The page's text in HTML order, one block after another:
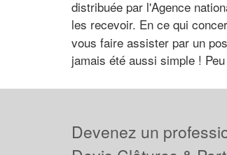
distribuée par l'Agence
les recevoir. En ce qui
vous faire assister par un
jamais été aussi simple !
Devenez un